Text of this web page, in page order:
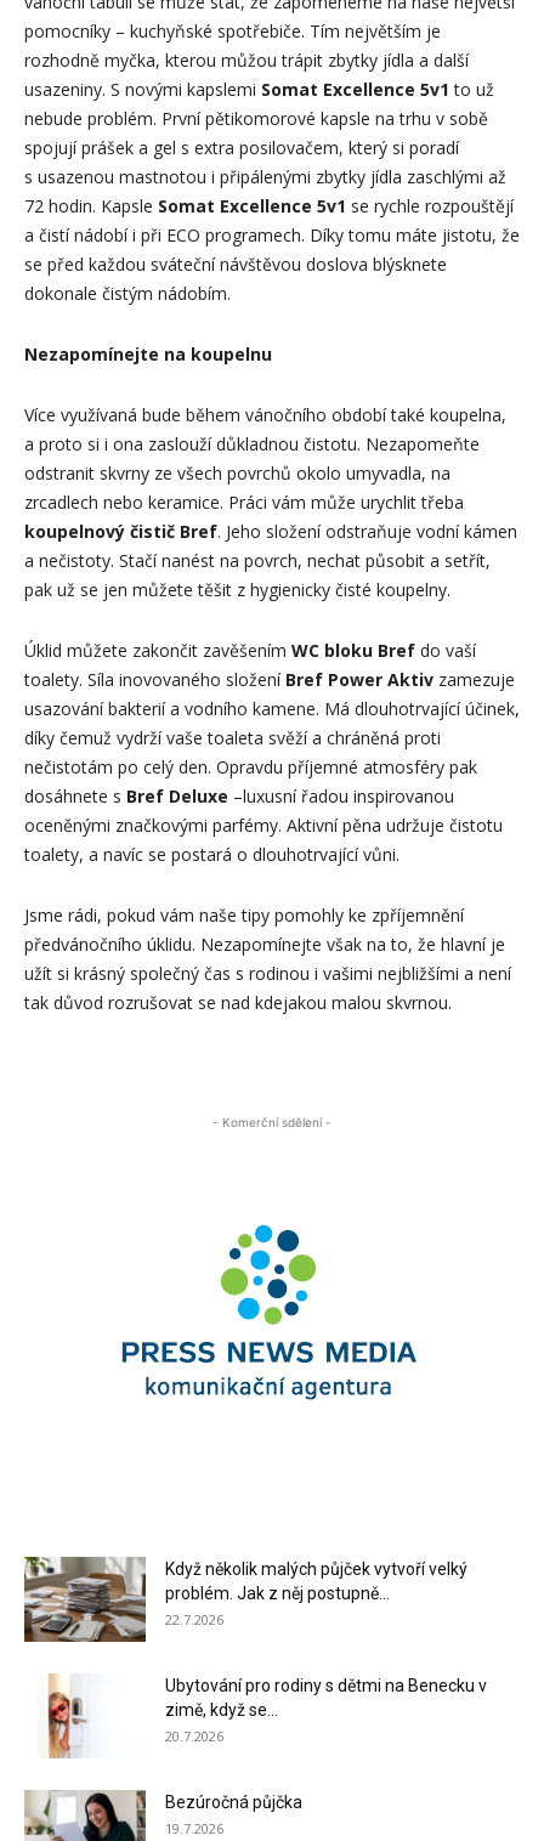
pomocníky – kuchyňské spotřebiče. Tím největším je
rozhodně myčka, kterou můžou trápit zbytky jídla a další
usazeniny. S novými kapslemi Somat Excellence 5v1to už
nebude problém. První pětikomorové kapsle na trhu v sobě
spojují prášek a gel s extra posilovačem, který si poradí
s usazenou mastnotou i připálenými zbytky jídla zaschlými až
72 hodin. Kapsle Somat Excellence 5v1 se rychle rozpouštějí
a čistí nádobí i při ECO programech. Díky tomu máte jistotu, že
se před každou sváteční návštěvou doslova blýsknete
dokonale čistým nádobím.
Nezapomínejte na koupelnu
Více využívaná bude během vánočního období také koupelna,
a proto si i ona zaslouží důkladnou čistotu. Nezapomeňte
odstranit skvrny ze všech povrchů okolo umyvadla, na
zrcadlech nebo keramice. Práci vám může urychlit třeba
koupelnový čistič Bref. Jeho složení odstraňuje vodní kámen
a nečistoty. Stačí nanést na povrch, nechat působit a setřít,
pak už se jen můžete těšit z hygienicky čisté koupelny.
Úklid můžete zakončit zavěšením WC bloku Bref do vaší
toalety. Síla inovovaného složení Bref Power Aktiv zamezuje
usazování bakterií a vodního kamene. Má dlouhotrvající účinek,
díky čemuž vydrží vaše toaleta svěží a chráněná proti
nečistotám po celý den. Opravdu příjemné atmosféry pak
dosáhnete s Bref Deluxe –luxusní řadou inspirovanou
oceněnými značkovými parfémy. Aktivní pěna udržuje čistotu
toalety, a navíc se postará o dlouhotrvající vůni.
Jsme rádi, pokud vám naše tipy pomohly ke zpříjemnění
předvánočního úklidu. Nezapomínejte však na to, že hlavní je
užít si krásný společný čas s rodinou i vašimi nejbližšími a není
tak důvod rozrušovat se nad kdejakou malou skvrnou.
- Komerční sdělení -
Když několik malých půjček vytvoří velký
problém. Jak z něj postupně...
22.7.2026
Ubytování pro rodiny s dětmi na Benecku v
zimě, když se...
20.7.2026
Bezúročná půjčka
19.7.2026